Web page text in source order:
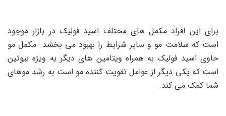
برای این افراد مکمل های مختلف اسید فولیک در بازار موجود
است که سلامت مو و سایر شرایط را بهبود می بخشد. مکمل مو
حاوی اسید فولیک به همراه ویتامین های دیگر به ویژه بیوتین
است که یکی دیگر از عوامل تقویت کننده مو است به رشد موهای
شما کمک می کند.